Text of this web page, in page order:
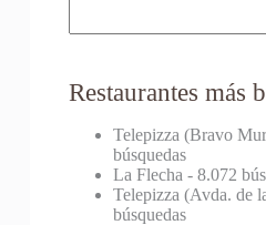
Restaurantes más
Telepizza (Bravo
búsquedas
La Flecha - 8.072
Telepizza (Avda. de
búsquedas